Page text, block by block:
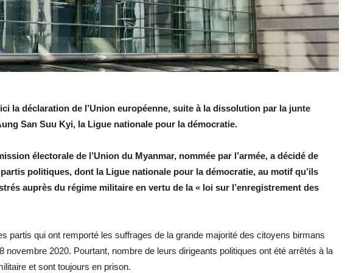
la déclaration de l’Union européenne, suite à la dissolution par la junte
San Suu Kyi, la Ligue nationale pour la démocratie.
électorale de l’Union du Myanmar, nommée par l’armée, a décidé de
politiques, dont la Ligue nationale pour la démocratie, au motif qu’ils
auprès du régime militaire en vertu de la « loi sur l’enregistrement des
partis qui ont remporté les suffrages de la grande majorité des citoyens birmans
novembre 2020. Pourtant, nombre de leurs dirigeants politiques ont été arrêtés à la
et sont toujours en prison.